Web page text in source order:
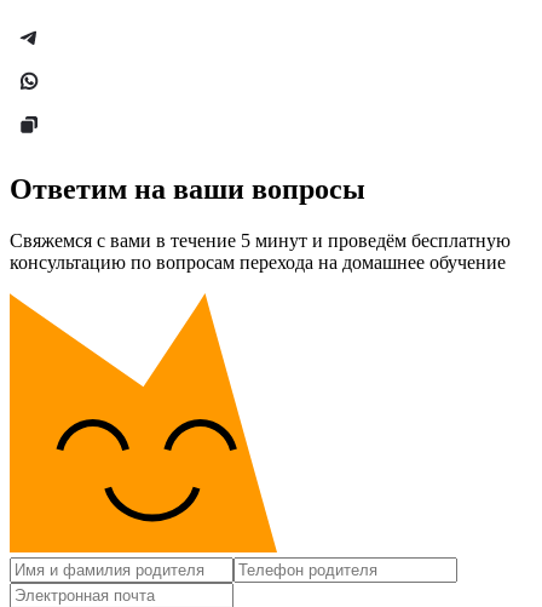
Ответим на ваши вопросы
Свяжемся с вами в течение 5 минут и проведём бесплатную
консультацию по вопросам перехода на домашнее обучение